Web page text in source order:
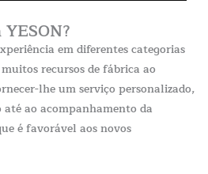
em diferentes categorias
recursos de fábrica ao
lhe um serviço personalizado,
ao acompanhamento da
é favorável aos novos